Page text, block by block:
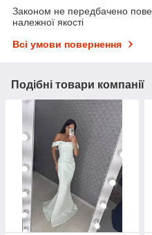
Законом не передбачено
належної якості
Всі умови повернення
Подібні товари компанії